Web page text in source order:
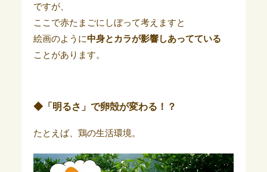
ですが、
ここで赤たまごにしぼって考えますと
絵画のように中身とカラが影響しあってている
ことがあります。
◆「明るさ」で卵殻が変わる！？
たとえば、鶏の生活環境。